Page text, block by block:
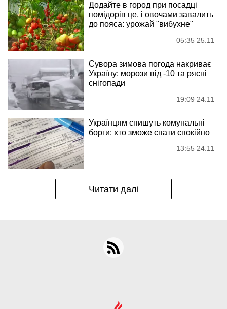
Додайте в город при посадці
помідорів це, і овочами завалить
до пояса: урожай "вибухне"
05:35 25.11
Сувора зимова погода накриває
Україну: морози від -10 та рясні
снігопади
19:09 24.11
Українцям спишуть комунальні
борги: хто зможе спати спокійно
13:55 24.11
Читати далі